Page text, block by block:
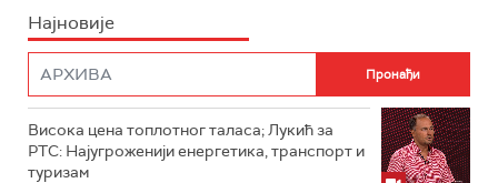
Најновије
Висока цена топлотног таласа; Лукић за
РТС: Најугроженији енергетика, транспорт и
туризам